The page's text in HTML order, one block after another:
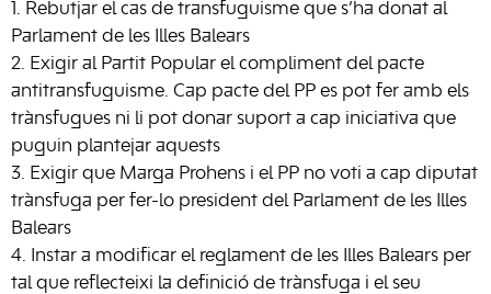
Rebutjar el cas de transfuguisme que s’ha donat al
Parlament de les Illes Balears
Exigir al Partit Popular el compliment del pacte
antitransfuguisme. Cap pacte del PP es pot fer amb els
trànsfugues ni li pot donar suport a cap iniciativa que
puguin plantejar aquests
Exigir que Marga Prohens i el PP no voti a cap diputat
trànsfuga per fer-lo president del Parlament de les Illes
Balears
Instar a modificar el reglament de les Illes Balears per
tal que reflecteixi la definició de trànsfuga i el seu